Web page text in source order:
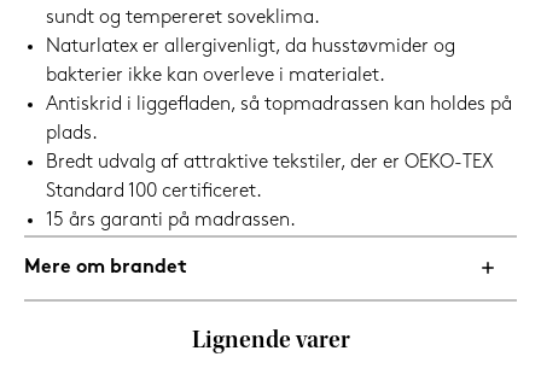
sundt og tempereret soveklima.
Naturlatex er allergivenligt, da husstøvmider og
bakterier ikke kan overleve i materialet.
Antiskrid i liggefladen, så topmadrassen kan holdes på
plads.
Bredt udvalg af attraktive tekstiler, der er OEKO-TEX
Standard 100 certificeret.
15 års garanti på madrassen.
Mere om brandet
Lignende varer